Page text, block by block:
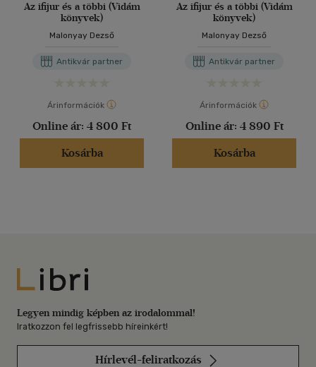
Az ifijur és a többi (Vidám
könyvek)
Malonyay Dezső
Antikvár partner
Árinformációk
Online ár: 4 800 Ft
Kosárba
Az ifijur és a többi (Vidám
könyvek)
Malonyay Dezső
Antikvár partner
Árinformációk
Online ár: 4 890 Ft
Kosárba
Libri
Legyen mindig képben az irodalommal!
Iratkozzon fel legfrissebb híreinkért!
Hírlevél-feliratkozás